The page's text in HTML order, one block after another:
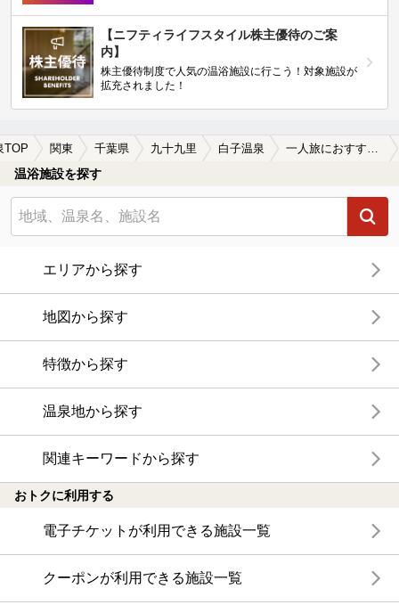
【ニフティライフスタイル株主優待のご案
内】
株主優待制度で人気の温浴施設に行こう！対象施設が
拡充されました！
TOP 関東 千葉県 九十九里 白子温泉 一人旅におすすめの白子温泉の温泉、日帰り温泉、スーパー銭湯おすすめ
温浴施設を探す
エリアから探す
地図から探す
特徴から探す
温泉地から探す
関連キーワードから探す
おトクに利用する
電子チケットが利用できる施設一覧
クーポンが利用できる施設一覧